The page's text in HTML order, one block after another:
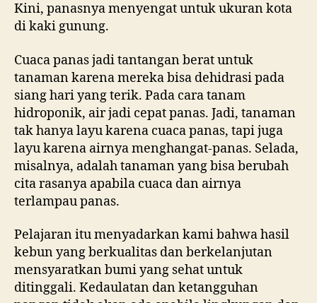
Kini, panasnya menyengat untuk ukuran kota
di kaki gunung.
Cuaca panas jadi tantangan berat untuk
tanaman karena mereka bisa dehidrasi pada
siang hari yang terik. Pada cara tanam
hidroponik, air jadi cepat panas. Jadi, tanaman
tak hanya layu karena cuaca panas, tapi juga
layu karena airnya menghangat-panas. Selada,
misalnya, adalah tanaman yang bisa berubah
cita rasanya apabila cuaca dan airnya
terlampau panas.
Pelajaran itu menyadarkan kami bahwa hasil
kebun yang berkualitas dan berkelanjutan
mensyaratkan bumi yang sehat untuk
ditinggali. Kedaulatan dan ketangguhan